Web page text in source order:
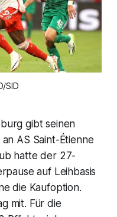
SID
gibt seinen
AS Saint-Étienne
hatte der 27-
auf Leihbasis
die Kaufoption.
mit. Für die